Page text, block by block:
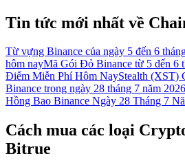
Tin tức mới nhất về
Từ vựng Binance của ngày 5 đến 6
hôm nayMã Gói Đỏ Binance từ 5 đến 6
Điểm Miễn Phí Hôm NayStealth (XST)
Binance trong ngày 28 tháng 7 năm
Hồng Bao Binance Ngày 28 Tháng 7
Cách mua các loại
Bitrue